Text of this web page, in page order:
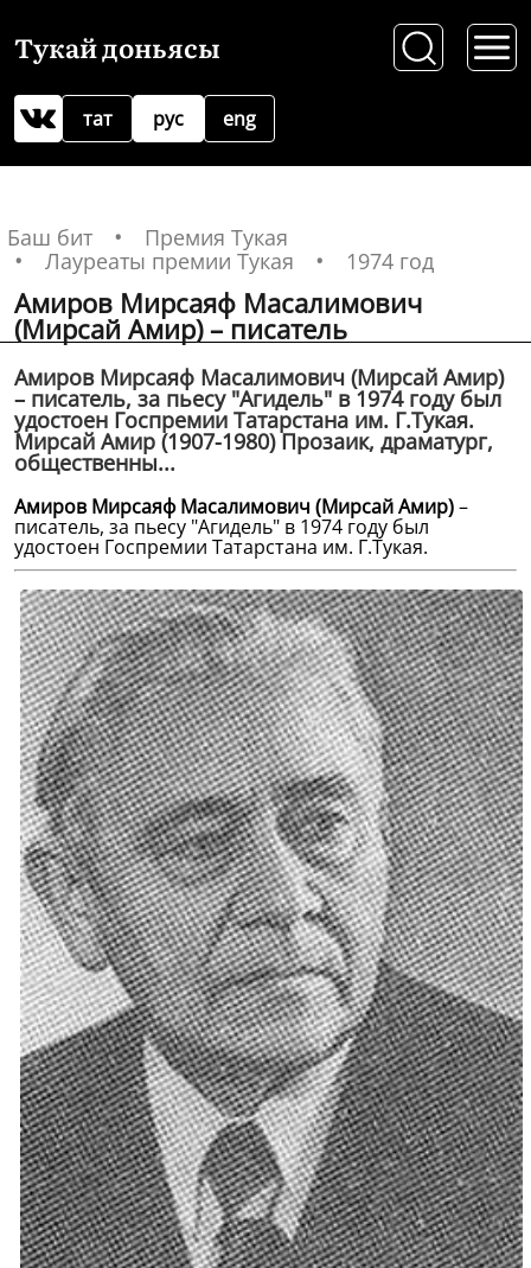
Тукай доньясы
рус
тат eng
Баш бит
Премия Тукая
Лауреаты премии Тукая
1974 год
Амиров Мирсаяф Масалимович
(Мирсай Амир) – писатель
Амиров Мирсаяф Масалимович (Мирсай Амир)
– писатель, за пьесу "Агидель" в 1974 году был
удостоен Госпремии Татарстана им. Г.Тукая.
Мирсай Амир (1907-1980) Прозаик, драматург,
общественны...
Амиров Мирсаяф Масалимович (Мирсай Амир)–
писатель, за пьесу "Агидель" в 1974 году был
удостоен Госпремии Татарстана им. Г.Тукая.